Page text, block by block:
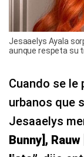
Jesaaelys Ayala
aunque respeta su
Cuando se
urbanos que
Jesaaelys
Bunny],